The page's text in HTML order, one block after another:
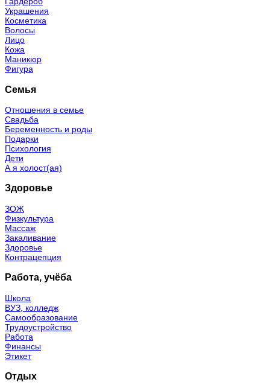
Украшения
Косметика
Волосы
Лицо
Кожа
Маникюр
Фигура
Семья
Отношения в семье
Свадьба
Беременность и роды
Подарки
Психология
Дети
А я холост(ая)
Здоровье
ЗОЖ
Физкультура
Массаж
Закаливание
Здоровье
Контрацепция
Работа, учёба
Школа
ВУЗ, колледж
Самообразование
Трудоустройство
Работа
Финансы
Этикет
Отдых